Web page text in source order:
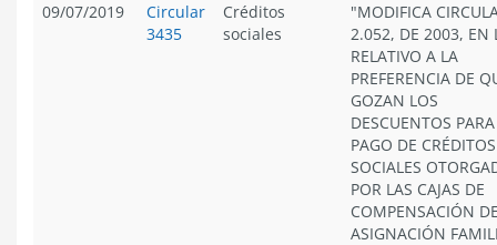
09/07/2019
Circular
3435
Créditos
sociales
"MODIFICA
2.052, DE 2003, EN
RELATIVO A LA
PREFERENCIA DE
GOZAN LOS
DESCUENTOS
PAGO DE CRÉDITOS
SOCIALES
POR LAS CAJAS DE
COMPENSACIÓN
ASIGNACIÓN